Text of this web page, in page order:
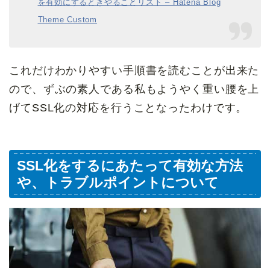
を有効にするときやることリスト – Hatena Blog
Theme Custom
これだけわかりやすい手順書を読むことが出来た
ので、ずぶの素人である私もようやく重い腰を上
げてSSL化の対応を行うことなったわけです。
SSL化をするにあたって有効な方法
や、トラブルポイントについて